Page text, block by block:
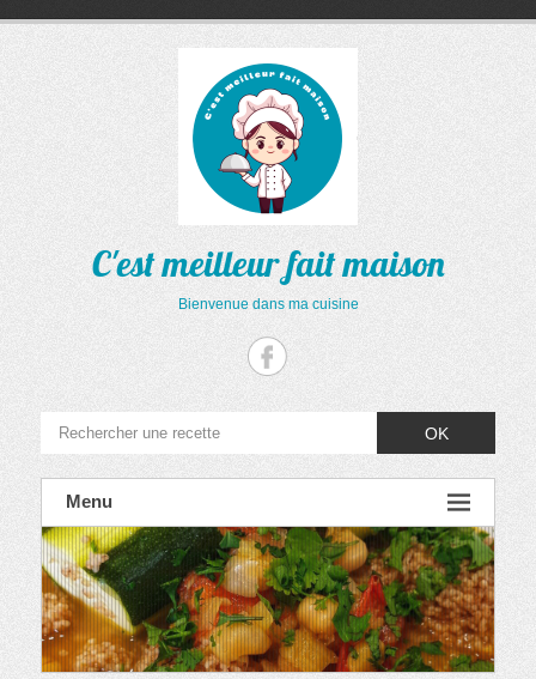
C'est meilleur fait maison
Bienvenue dans ma cuisine
OK
Menu